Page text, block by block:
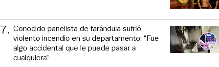
7. Conocido panelista de farándula sufrió
violento incendio en su departamento: “Fue
algo accidental que le puede pasar a
cualquiera”